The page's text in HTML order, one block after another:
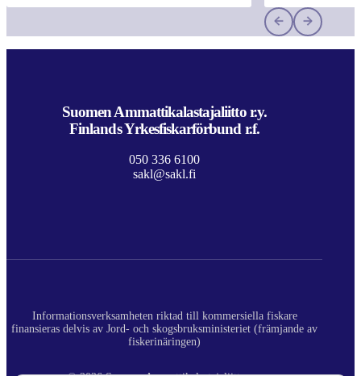
Suomen Ammattikalastajaliitto r.y.
Finlands Yrkesfiskarförbund r.f.
050 336 6100
sakl@sakl.fi
Informationsverksamheten riktad till kommersiella fiskare
finansieras delvis av Jord- och skogsbruksministeriet (främjande av
fiskerinäringen)